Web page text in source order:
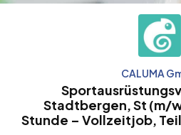
CALUMA
Stadtbergen, St (m/
Stunde – Vollzeitjob,